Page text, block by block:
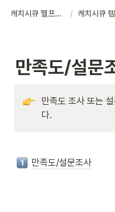
캐치시큐 헬프센터 /
만족도/설문
만족도 조사 또는
다.
만족도/설문조사